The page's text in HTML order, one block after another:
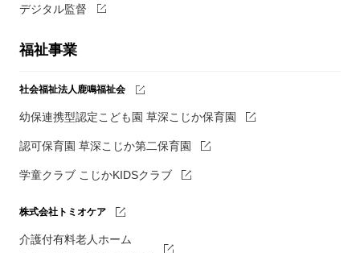
デジタル監督
福祉事業
社会福祉法人鹿鳴福祉会
幼保連携型認定こども園 草深こじか保育園
認可保育園 草深こじか第二保育園
学童クラブ こじかKIDSクラブ
株式会社トミオケア
介護付有料老人ホーム